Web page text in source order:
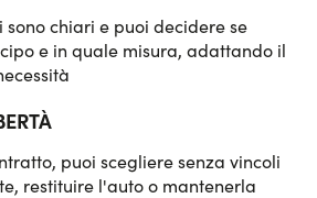
chiari e puoi decidere se
e in quale misura, adattando il
puoi scegliere senza vincoli
restituire l'auto o mantenerla